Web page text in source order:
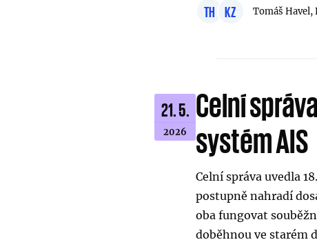
TH KZ Tomáš Havel,
21. 5.
2026
Celní
systém AIS
Celní správa uvedla
postupně nahradí
oba fungovat
doběhnou ve starém